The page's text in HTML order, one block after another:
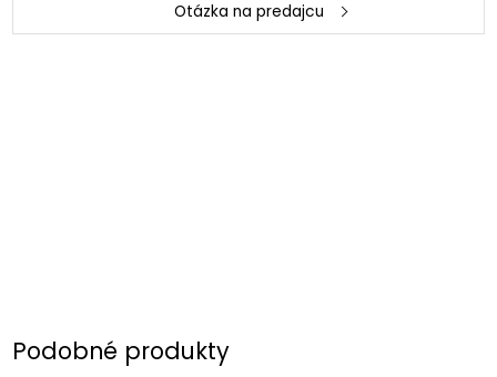
Otázka na predajcu
Podobné produkty